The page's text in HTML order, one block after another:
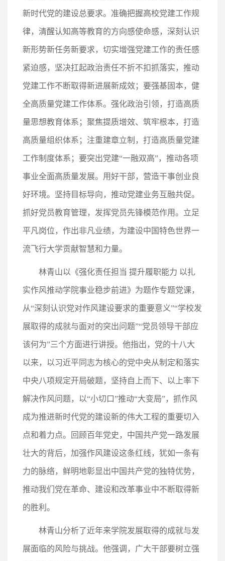
新时代党的建设总要求。准确把握高校党建工作规
律，清醒认知高等教育的方向感使命感，深刻认识
新形势新任务新要求，切实增强党建工作的责任感
紧迫感，坚决扛起政治责任不折不扣抓落实，推动
党建工作不断取得新进展新成效；要强基固本，健
全高质量党建工作体系。强化政治引领，打造高质
量思想教育体系；聚焦提质增效、筑牢根本，打造
高质量组织体系；注重建章立制，打造高质量党建
工作制度体系；要突出党建“一融双高”，推动各项
事业全面高质量发展。用好干部，营造干事创业良
好环境。坚持目标导向，推动党建业务互融共促。
抓好党员教育管理，发挥党员先锋模范作用。立足
平凡岗位，作出非凡业绩，为建设中国特色世界一
流飞行大学贡献智慧和力量。
林青山以《强化责任担当 提升履职能力 以扎
实作风推动学院事业稳步前进》为题作专题党课，
从“深刻认识党对作风建设要求的重要意义”“学校发
展取得的成就与面对的突出问题”“党员领导干部应
该何为”三个方面进行讲授。他指出，党的十八大
以来，以习近平同志为核心的党中央从制定和落实
中央八项规定开局破题，坚持自上而下、以上率下
解决作风问题，以“小切口”推动“大变局”，抓作风
成为推进新时代党的建设新的伟大工程的重要切入
点和着力点。回顾百年党史，中国共产党一路发展
壮大的背后，加强作风建设这条红线，犹如一条有
力的脉络，鲜明地彰显出中国共产党的独特优势，
推动我们党在革命、建设和改革事业中不断取得新
的胜利。
林青山分析了近年来学院发展取得的成就与发
展面临的风险与挑战。他强调，广大干部要树立强